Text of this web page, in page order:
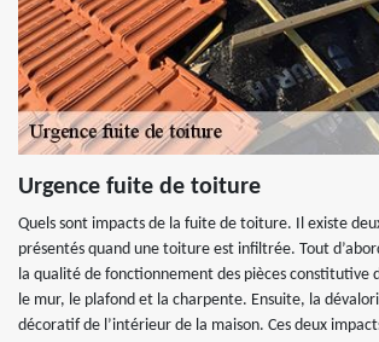
Urgence fuite de toiture
Quels sont impacts de la fuite de toiture. Il existe
présentés quand une toiture est infiltrée. Tout
la qualité de fonctionnement des pièces constitutive
le mur, le plafond et la charpente. Ensuite, la
décoratif de l’intérieur de la maison. Ces deux